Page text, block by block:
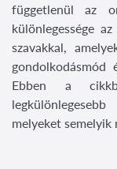
függetlenül az
különlegessége
szavakkal,
gondolkodásmód
Ebben a
melyeket semelyik